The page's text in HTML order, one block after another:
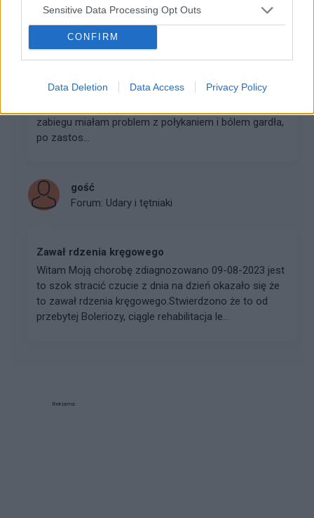
Sensitive Data Processing Opt Outs
CONFIRM
Data Deletion Data Access Privacy Policy
Forum: Neurologia po godzinach
Operacja kręgosłupa szyjnego
kręgosłupa szyjnego, wstawienie implantach na
zabiegu miałam problem z połykaniem i bólem gardła,
po zastos...
gość
Forum: Udary i tętniaki
Zawał rdzenia kręgowego
Witam Moją chorobę zdiagnozowano 09-08-2023 jest
to szok stracić czucie z dnia na dzień okazało się że
to zawał rdzenia kręgowego.Stwierdzono że to od
przebytej Boleriozy, ciągle rehabilitacja le...
Reklama: